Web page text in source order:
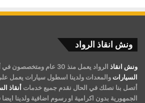
ونش انقاذ الرواد
ونش انقاذ الرواد يعمل منذ 30 عام ومتخصصون في
السيارات
أتصل بنا نصلك في الحال نقدم جميع خدمات أنقاذ
الجمهورية بدون اكرامية او رسوم اضافية ولدينا